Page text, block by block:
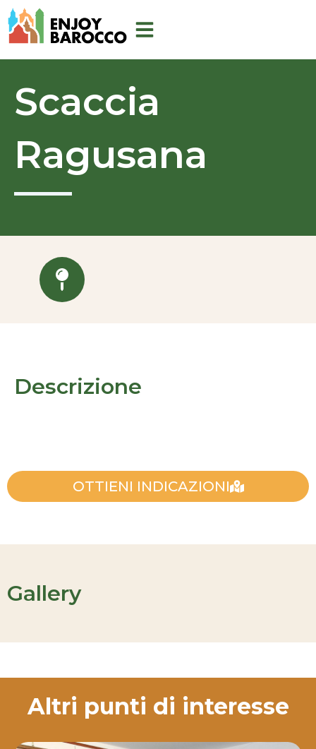
Vai
al
Scaccia
Ragusana
Descrizione
OTTIENI INDICAZIONI
Gallery
Altri punti di interesse